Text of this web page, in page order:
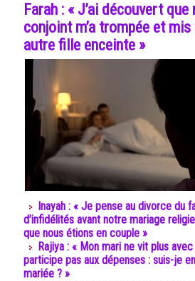
Farah : « J’ai découvert que
conjoint m’a trompée et mis
autre fille enceinte »
Inayah : « Je pense au divorce du
d’infidélités avant notre mariage
que nous étions en couple »
Rajiya : « Mon mari ne vit plus avec
participe pas aux dépenses : suis-je
mariée ? »